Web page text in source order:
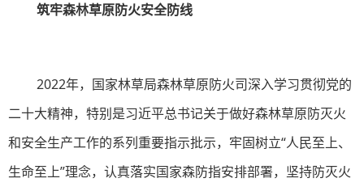
筑牢森林草原防火安全防线
2022年，国家林草局森林草原防火司深入学习贯彻党的
二十大精神，特别是习近平总书记关于做好森林草原防灭火
和安全生产工作的系列重要指示批示，牢固树立“人民至上、
生命至上”理念，认真落实国家森防指安排部署，坚持防灭火